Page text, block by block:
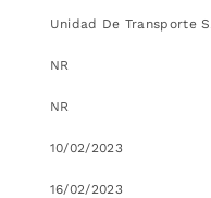
Unidad De Transporte
NR
NR
10/02/2023
16/02/2023